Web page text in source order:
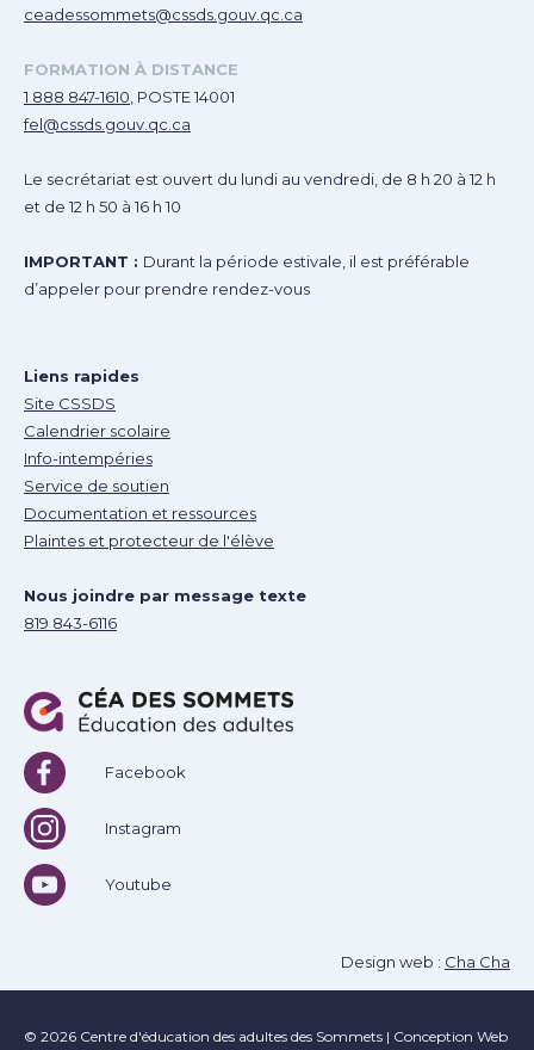
ceadessommets@cssds.gouv.qc.ca
FORMATION À DISTANCE
1 888 847-1610, POSTE 14001
fel@cssds.gouv.qc.ca
Le secrétariat est ouvert du lundi au vendredi, de 8 h 20 à 12 h
et de 12 h 50 à 16 h 10
IMPORTANT : Durant la période estivale, il est préférable
d’appeler pour prendre rendez-vous
Liens rapides
Site CSSDS
Calendrier scolaire
Info-intempéries
Service de soutien
Documentation et ressources
Plaintes et protecteur de l'élève
Nous joindre par message texte
819 843-6116
Facebook
Instagram
Youtube
Design web : Cha Cha
© 2026 Centre d'éducation des adultes des Sommets | Conception Web